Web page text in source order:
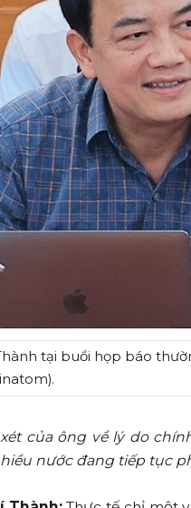
tại buổi họp báo
của ông về lý do
nước đang tiếp tục